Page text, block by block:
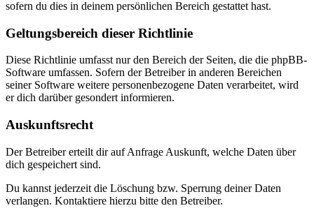
sofern du dies in deinem persönlichen Bereich gestattet hast.
Geltungsbereich dieser Richtlinie
Diese Richtlinie umfasst nur den Bereich der Seiten, die die phpBB-
Software umfassen. Sofern der Betreiber in anderen Bereichen
seiner Software weitere personenbezogene Daten verarbeitet, wird
er dich darüber gesondert informieren.
Auskunftsrecht
Der Betreiber erteilt dir auf Anfrage Auskunft, welche Daten über
dich gespeichert sind.
Du kannst jederzeit die Löschung bzw. Sperrung deiner Daten
verlangen. Kontaktiere hierzu bitte den Betreiber.